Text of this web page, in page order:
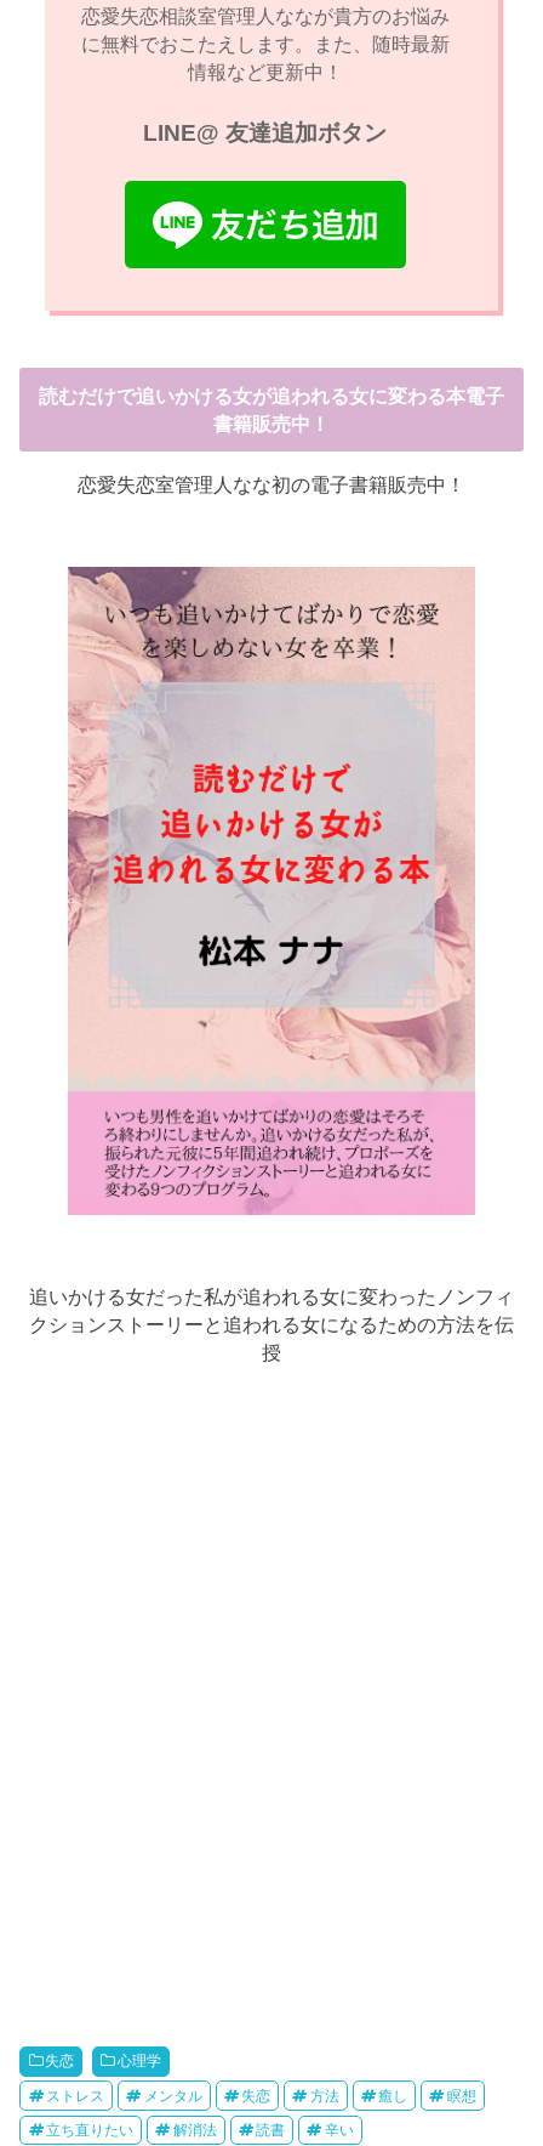
恋愛失恋相談室管理人ななが貴方のお悩み
に無料でおこたえします。また、随時最新
情報など更新中！
LINE@ 友達追加ボタン
読むだけで追いかける女が追われる女に変わる本電子
書籍販売中！
恋愛失恋室管理人なな初の電子書籍販売中！
追いかける女だった私が追われる女に変わったノンフィ
クションストーリーと追われる女になるための方法を伝
授
失恋 心理学
ストレス メンタル 失恋 方法 癒し 瞑想
立ち直りたい 解消法 読書 辛い